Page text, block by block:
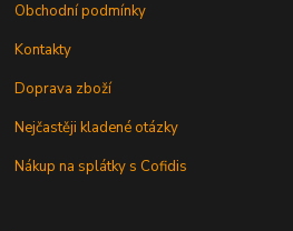
Obchodní podmínky
Kontakty
Doprava zboží
Nejčastěji kladené otázky
Nákup na splátky s Cofidis